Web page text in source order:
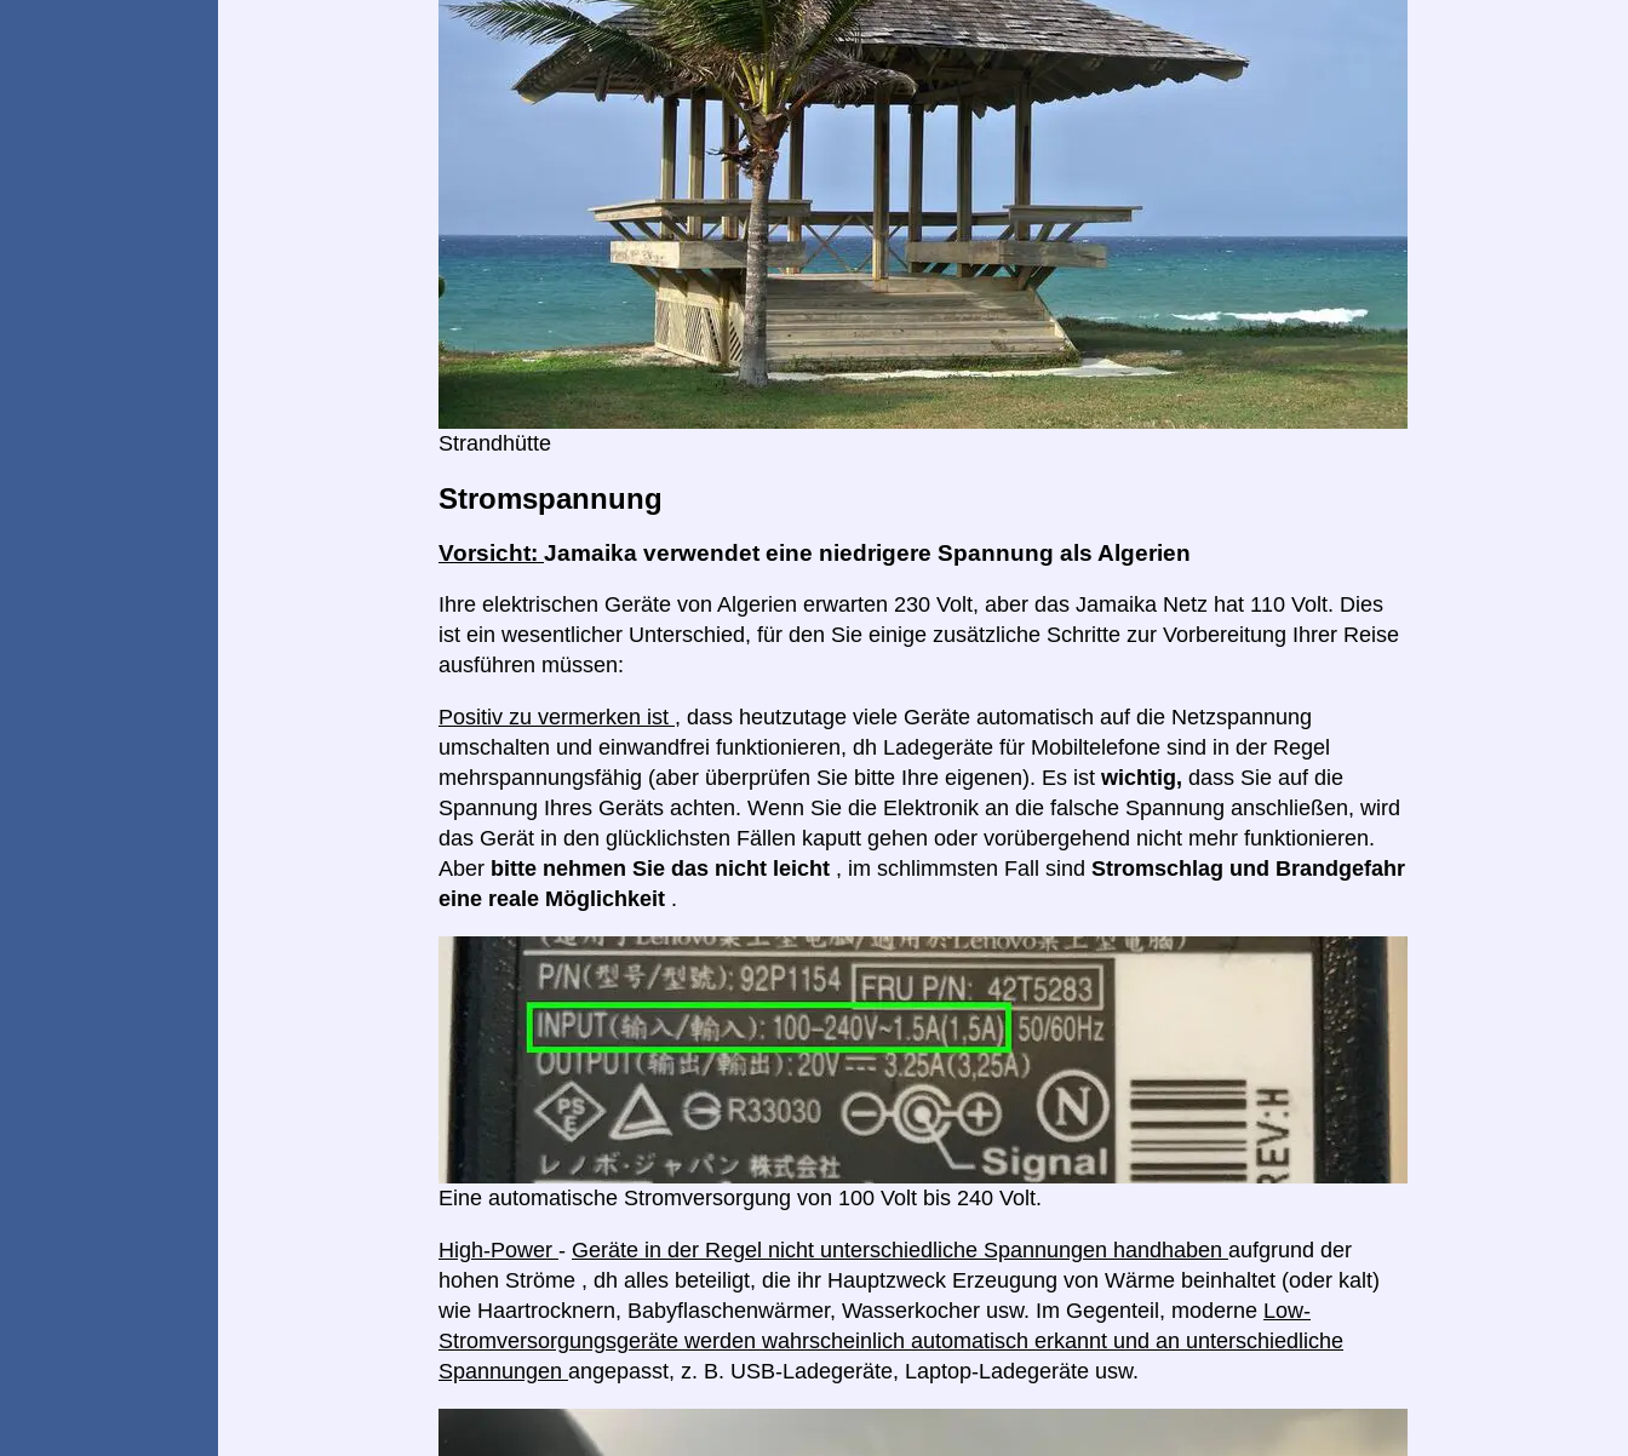
Strandhütte
Stromspannung
Vorsicht: Jamaika verwendet eine niedrigere Spannung als Algerien
Ihre elektrischen Geräte von Algerien erwarten 230 Volt, aber das Jamaika Netz hat 110 Volt. Dies
ist ein wesentlicher Unterschied, für den Sie einige zusätzliche Schritte zur Vorbereitung Ihrer Reise
ausführen müssen:
Positiv zu vermerken ist , dass heutzutage viele Geräte automatisch auf die Netzspannung
umschalten und einwandfrei funktionieren, dh Ladegeräte für Mobiltelefone sind in der Regel
mehrspannungsfähig (aber überprüfen Sie bitte Ihre eigenen). Es ist wichtig, dass Sie auf die
Spannung Ihres Geräts achten. Wenn Sie die Elektronik an die falsche Spannung anschließen, wird
das Gerät in den glücklichsten Fällen kaputt gehen oder vorübergehend nicht mehr funktionieren.
Aber bitte nehmen Sie das nicht leicht , im schlimmsten Fall sind Stromschlag und Brandgefahr
eine reale Möglichkeit .
Eine automatische Stromversorgung von 100 Volt bis 240 Volt.
High-Power - Geräte in der Regel nicht unterschiedliche Spannungen handhaben aufgrund der
hohen Ströme , dh alles beteiligt, die ihr Hauptzweck Erzeugung von Wärme beinhaltet (oder kalt)
wie Haartrocknern, Babyflaschenwärmer, Wasserkocher usw. Im Gegenteil, moderne Low-
Stromversorgungsgeräte werden wahrscheinlich automatisch erkannt und an unterschiedliche
Spannungen angepasst, z. B. USB-Ladegeräte, Laptop-Ladegeräte usw.